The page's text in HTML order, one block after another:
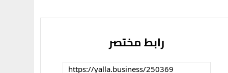
رابط مختصر